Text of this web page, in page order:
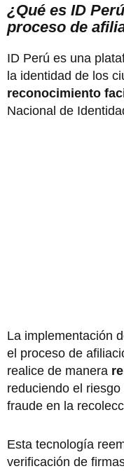
¿Qué es ID
proceso de
ID Perú es una
la identidad de los
reconocimiento
Nacional de
La implementación
el proceso de
realice de manera
reduciendo el
fraude en la
Esta tecnología
verificación de